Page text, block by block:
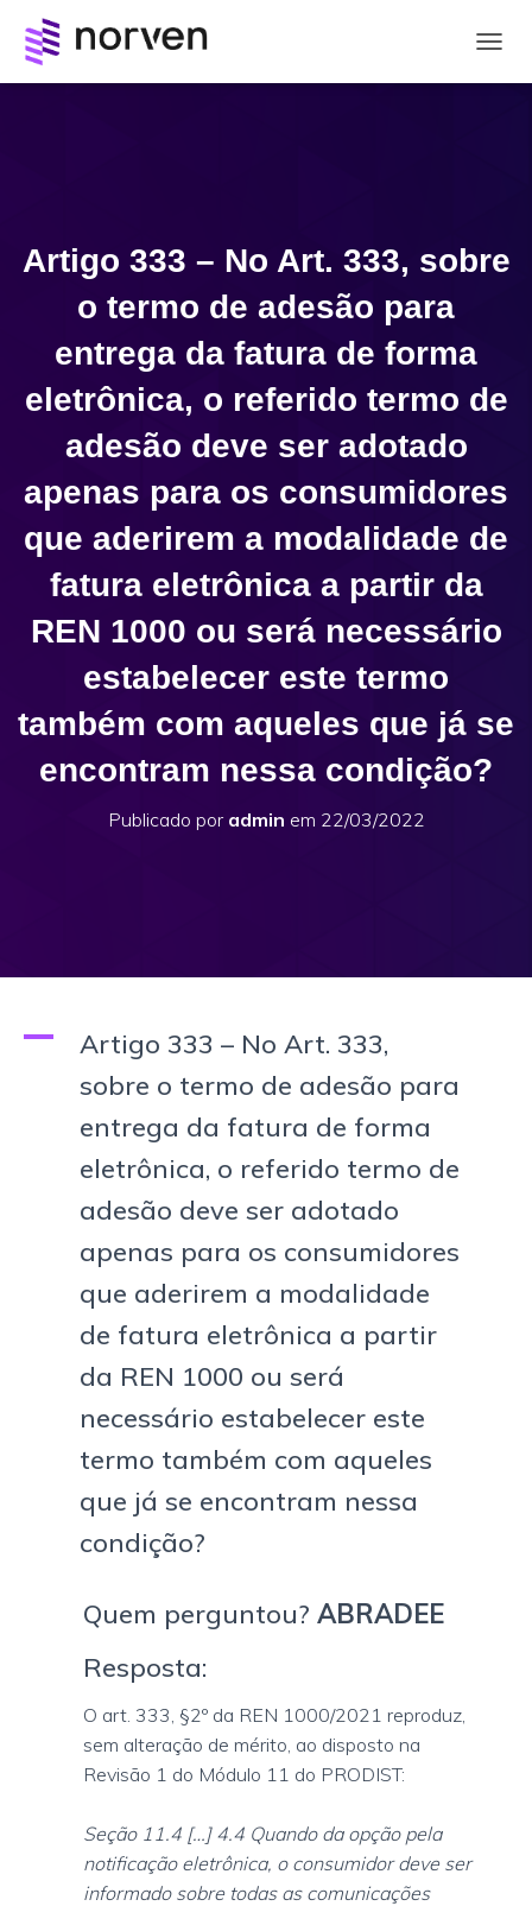
L
A
Ã
Artigo 333 – No Art. 333, sobre
o termo de adesão para
entrega da fatura de forma
eletrônica, o referido termo de
adesão deve ser adotado
apenas para os consumidores
que aderirem a modalidade de
fatura eletrônica a partir da
REN 1000 ou será necessário
estabelecer este termo
também com aqueles que já se
encontram nessa condição?
Publicado por admin em 22/03/2022
A
Artigo 333 – No Art. 333,
sobre o termo de adesão para
entrega da fatura de forma
eletrônica, o referido termo de
adesão deve ser adotado
apenas para os consumidores
que aderirem a modalidade
de fatura eletrônica a partir
da REN 1000 ou será
necessário estabelecer este
termo também com aqueles
que já se encontram nessa
condição?
Quem perguntou? ABRADEE
Resposta:
O art. 333, §2º da REN 1000/2021 reproduz,
sem alteração de mérito, ao disposto na
Revisão 1 do Módulo 11 do PRODIST:
Seção 11.4 […] 4.4 Quando da opção pela
notificação eletrônica, o consumidor deve ser
informado sobre todas as comunicações